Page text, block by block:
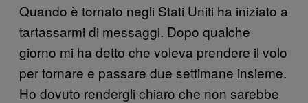
Quando è tornato negli Stati Uniti ha iniziato a
tartassarmi di messaggi. Dopo qualche
giorno mi ha detto che voleva prendere il volo
per tornare e passare due settimane insieme.
Ho dovuto rendergli chiaro che non sarebbe